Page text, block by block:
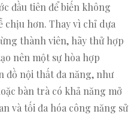
đầu tiên để biến không
chịu hơn. Thay vì chỉ dựa
thành viên, hãy thử hợp
nên một sự hòa hợp
đồ nội thất đa năng, như
bàn trà có khả năng mở
và tối đa hóa công năng sử